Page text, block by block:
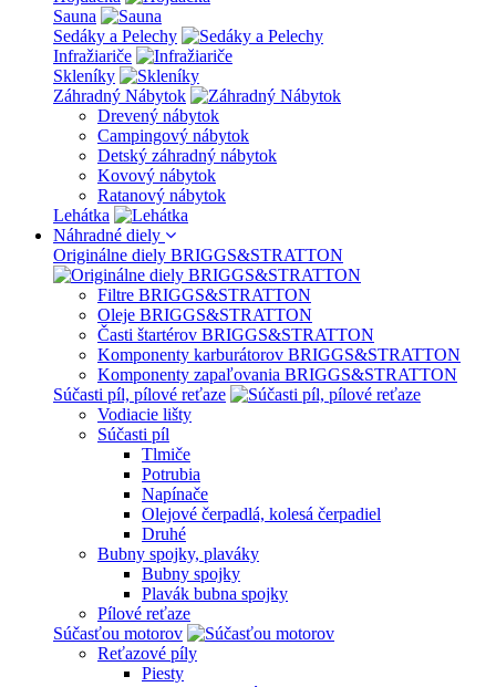
Sauna
Sedáky a Pelechy
Infražiariče
Skleníky
Záhradný Nábytok
Drevený nábytok
Campingový nábytok
Detský záhradný nábytok
Kovový nábytok
Ratanový nábytok
Lehátka
Náhradné diely
Originálne diely BRIGGS&STRATTON
Filtre BRIGGS&STRATTON
Oleje BRIGGS&STRATTON
Časti štartérov BRIGGS&STRATTON
Komponenty karburátorov BRIGGS&STRATTON
Komponenty zapaľovania BRIGGS&STRATTON
Súčasti píl, pílové reťaze
Vodiacie lišty
Súčasti píl
Tlmiče
Potrubia
Napínače
Olejové čerpadlá, kolesá čerpadiel
Druhé
Bubny spojky, plaváky
Bubny spojky
Plavák bubna spojky
Pílové reťaze
Súčasťou motorov
Reťazové píly
Piesty